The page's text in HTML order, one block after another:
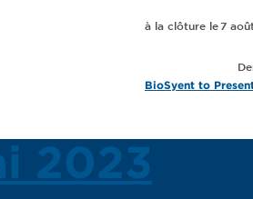
7
BioSyent to
2023